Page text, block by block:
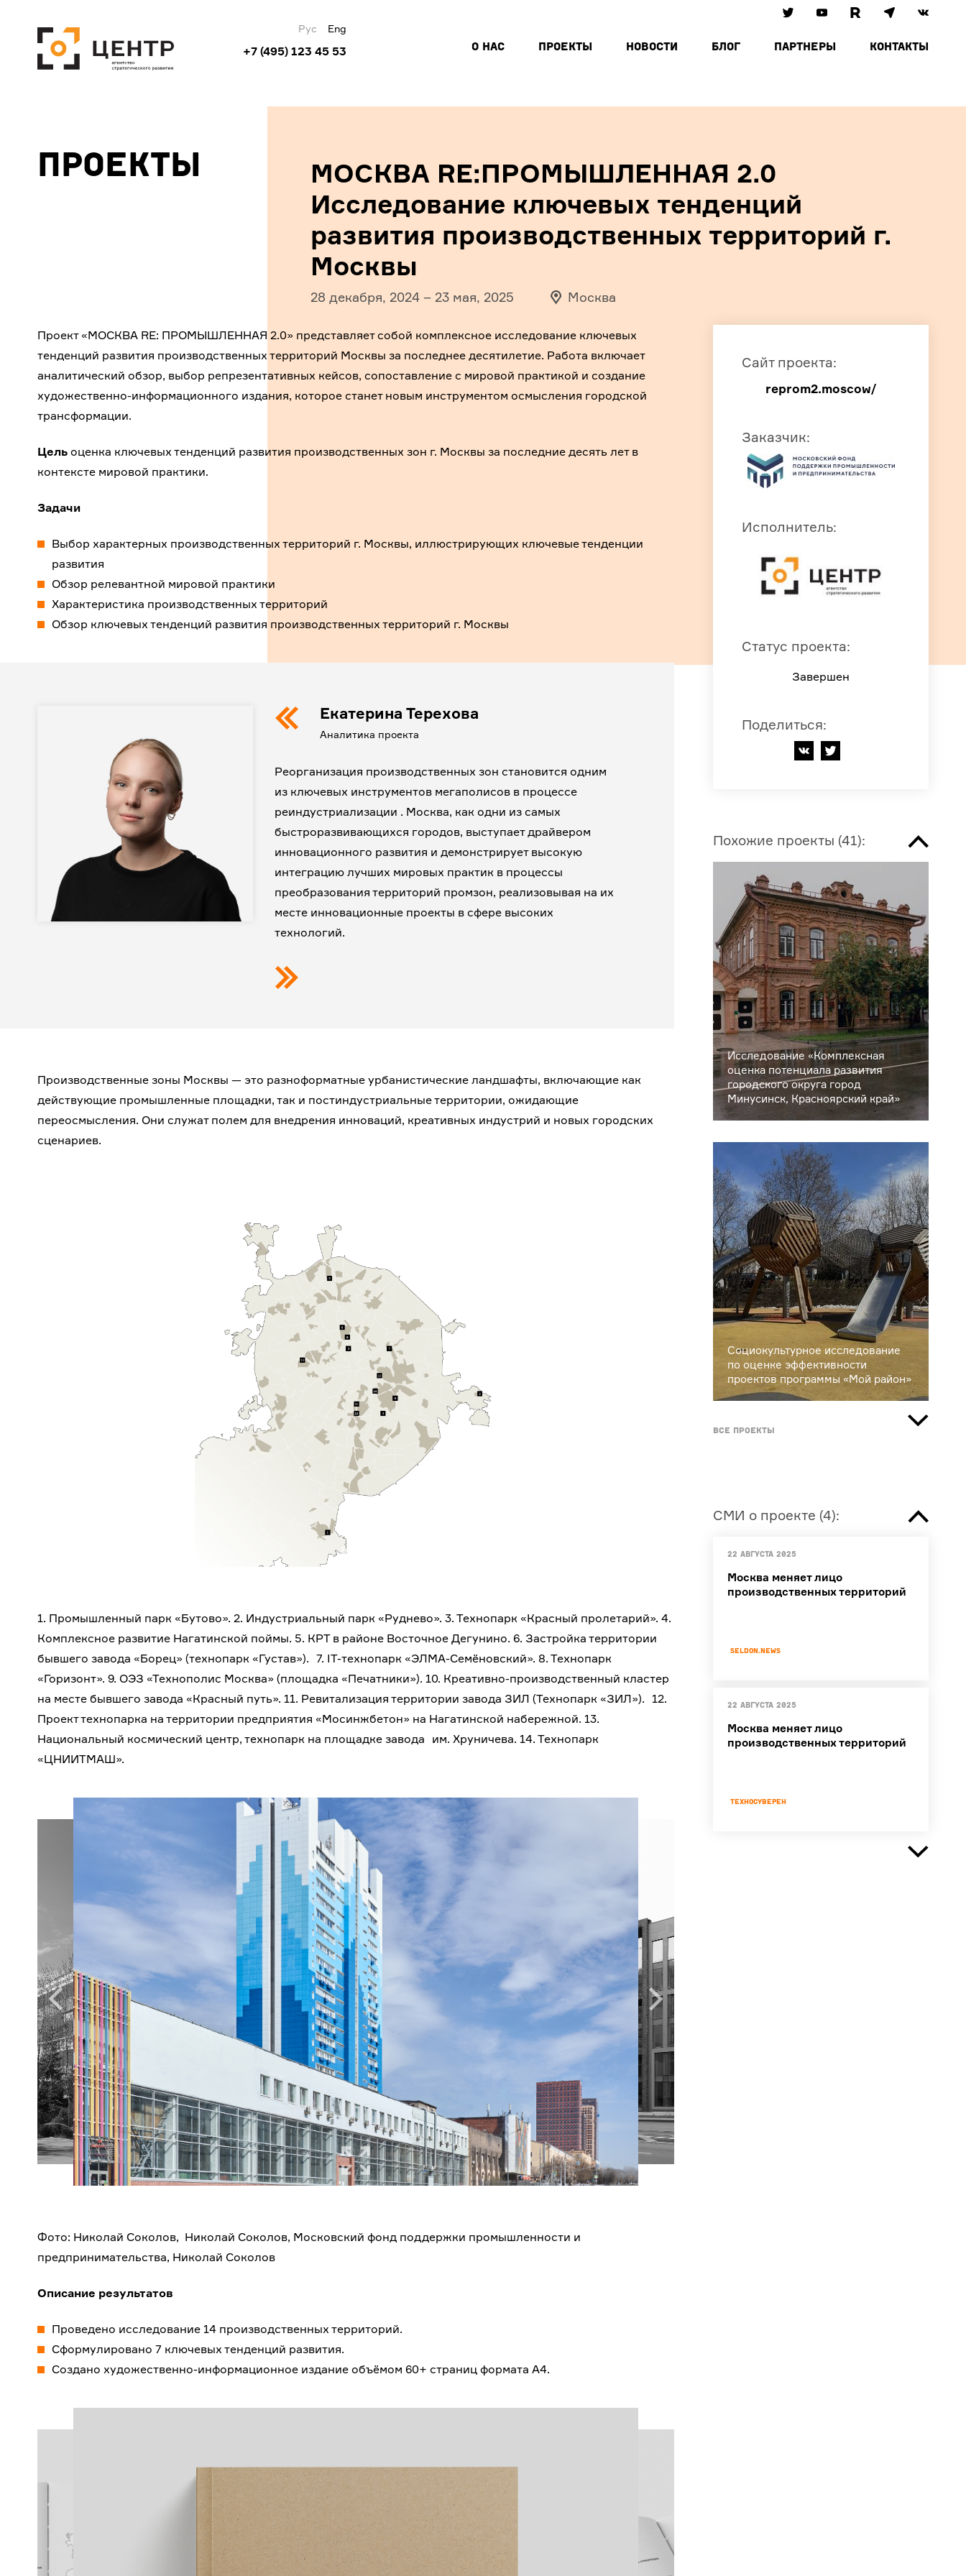
Рус Eng
+7 (495) 123 45 53 О НАС ПРОЕКТЫ НОВОСТИ БЛОГ ПАРТНЕРЫ КОНТАКТЫ
Проекты
МОСКВА RE:ПРОМЫШЛЕННАЯ 2.0
Исследование ключевых тенденций
развития производственных территорий г.
Москвы
28 декабря, 2024 – 23 мая, 2025 Москва
Проект «МОСКВА RE: ПРОМЫШЛЕННАЯ 2.0» представляет собой комплексное исследование ключевых
тенденций развития производственных территорий Москвы за последнее десятилетие. Работа включает
аналитический обзор, выбор репрезентативных кейсов, сопоставление с мировой практикой и создание
художественно-информационного издания, которое станет новым инструментом осмысления городской
трансформации.
Цель оценка ключевых тенденций развития производственных зон г. Москвы за последние десять лет в
контексте мировой практики.
Задачи
Выбор характерных производственных территорий г. Москвы, иллюстрирующих ключевые тенденции
развития
Обзор релевантной мировой практики
Характеристика производственных территорий
Обзор ключевых тенденций развития производственных территорий г. Москвы
Екатерина Терехова
Аналитика проекта
Реорганизация производственных зон становится одним
из ключевых инструментов мегаполисов в процессе
реиндустриализации . Москва, как одни из самых
быстроразвивающихся городов, выступает драйвером
инновационного развития и демонстрирует высокую
интеграцию лучших мировых практик в процессы
преобразования территорий промзон, реализовывая на их
месте инновационные проекты в сфере высоких
технологий.
Производственные зоны Москвы — это разноформатные урбанистические ландшафты, включающие как
действующие промышленные площадки, так и постиндустриальные территории, ожидающие
переосмысления. Они служат полем для внедрения инноваций, креативных индустрий и новых городских
сценариев.
1. Промышленный парк «Бутово». 2. Индустриальный парк «Руднево». 3. Технопарк «Красный пролетарий». 4.
Комплексное развитие Нагатинской поймы. 5. КРТ в районе Восточное Дегунино. 6. Застройка территории
бывшего завода «Борец» (технопарк «Густав»). 7. IT-технопарк «ЭЛМА-Семёновский». 8. Технопарк
«Горизонт». 9. ОЭЗ «Технополис Москва» (площадка «Печатники»). 10. Креативно-производственный кластер
на месте бывшего завода «Красный путь». 11. Ревитализация территории завода ЗИЛ (Технопарк «ЗИЛ»). 12.
Проект технопарка на территории предприятия «Мосинжбетон» на Нагатинской набережной. 13.
Национальный космический центр, технопарк на площадке завода им. Хруничева. 14. Технопарк
«ЦНИИТМАШ».
Фото: Николай Соколов, Николай Соколов, Московский фонд поддержки промышленности и
предпринимательства, Николай Соколов
Описание результатов
Проведено исследование 14 производственных территорий.
Сформулировано 7 ключевых тенденций развития.
Создано художественно-информационное издание объёмом 60+ страниц формата А4.
Сайт проекта:
reprom2.moscow/
Заказчик:
Исполнитель:
Статус проекта:
Завершен
Поделиться:
Похожие проекты (41):
Исследование «Комплексная
оценка потенциала развития
городского округа город
Минусинск, Красноярский край»
Социокультурное исследование
по оценке эффективности
проектов программы «Мой район»
Все проекты
СМИ о проекте (4):
22 августа 2025
Москва меняет лицо
производственных территорий
Seldon.News
22 августа 2025
Москва меняет лицо
производственных территорий
Техносуверен